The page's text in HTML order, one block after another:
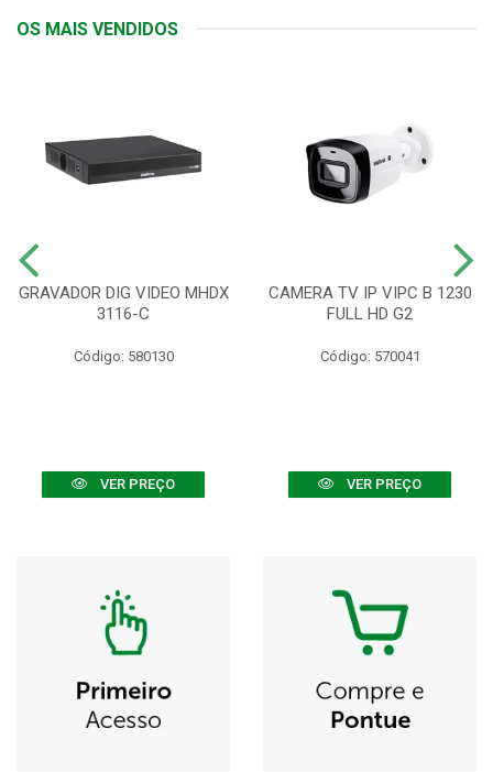
OS MAIS VENDIDOS
GRAVADOR DIG VIDEO MHDX
3116-C
Código: 580130
VER PREÇO
CAMERA TV IP VIPC B 1230
FULL HD G2
Código: 570041
VER PREÇO